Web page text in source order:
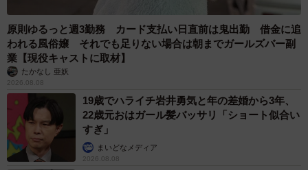
その後も老夫婦とは連絡を取っているそうで、「『いつで
も泊まりに来ていいからね！ニュージーランドの”祖父母”よ
り』という言葉が嬉しかった」と話します。
この経験を投稿したThreadsには様々な声が寄せられました
が、中でも「ニュージーランドに行きたくなった！」とい
うコメントが特に嬉しかったというHarukaさん。
原則ゆるっと週3勤務 カード支払い日直前は鬼出勤 借金に追
われる風俗嬢 それでも足りない場合は朝までガールズバー副
業【現役キャストに取材】
たかなし 亜妖
2026.08.08
19歳でハライチ岩井勇気と年の差婚から3年、
22歳元おはガール髪バッサリ「ショート似合い
すぎ」
まいどなメディア
2026.08.08